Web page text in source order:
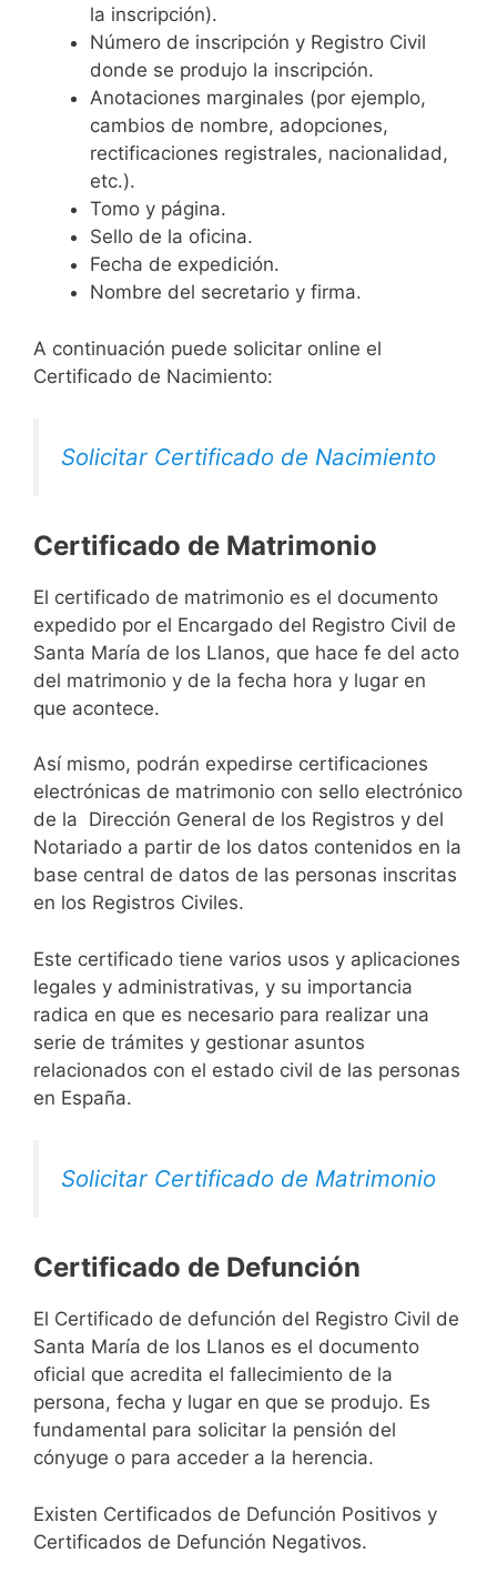
la inscripción).
Número de inscripción y Registro Civil
donde se produjo la inscripción.
Anotaciones marginales (por ejemplo,
cambios de nombre, adopciones,
rectificaciones registrales, nacionalidad,
etc.).
Tomo y página.
Sello de la oficina.
Fecha de expedición.
Nombre del secretario y firma.
A continuación puede solicitar online el
Certificado de Nacimiento:
Solicitar Certificado de Nacimiento
Certificado de Matrimonio
El certificado de matrimonio es el documento
expedido por el Encargado del Registro Civil de
Santa María de los Llanos, que hace fe del acto
del matrimonio y de la fecha hora y lugar en
que acontece.
Así mismo, podrán expedirse certificaciones
electrónicas de matrimonio con sello electrónico
de la Dirección General de los Registros y del
Notariado a partir de los datos contenidos en la
base central de datos de las personas inscritas
en los Registros Civiles.
Este certificado tiene varios usos y aplicaciones
legales y administrativas, y su importancia
radica en que es necesario para realizar una
serie de trámites y gestionar asuntos
relacionados con el estado civil de las personas
en España.
Solicitar Certificado de Matrimonio
Certificado de Defunción
El Certificado de defunción del Registro Civil de
Santa María de los Llanos es el documento
oficial que acredita el fallecimiento de la
persona, fecha y lugar en que se produjo. Es
fundamental para solicitar la pensión del
cónyuge o para acceder a la herencia.
Existen Certificados de Defunción Positivos y
Certificados de Defunción Negativos.